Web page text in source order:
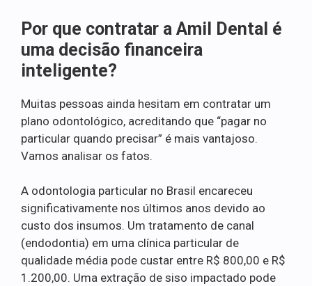
Por que contratar a Amil Dental é
uma decisão financeira
inteligente?
Muitas pessoas ainda hesitam em contratar um
plano odontológico, acreditando que “pagar no
particular quando precisar” é mais vantajoso.
Vamos analisar os fatos.
A odontologia particular no Brasil encareceu
significativamente nos últimos anos devido ao
custo dos insumos. Um tratamento de canal
(endodontia) em uma clínica particular de
qualidade média pode custar entre R$ 800,00 e R$
1.200,00. Uma extração de siso impactado pode